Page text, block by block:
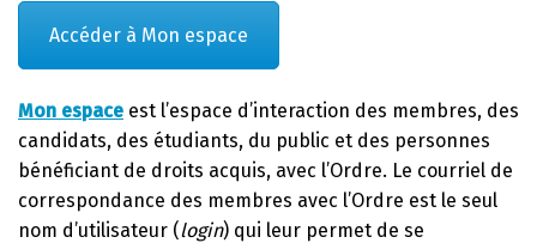
Accéder à Mon espace
Mon espace est l’espace d’interaction des membres, des
candidats, des étudiants, du public et des personnes
bénéficiant de droits acquis, avec l’Ordre. Le courriel de
correspondance des membres avec l’Ordre est le seul
nom d’utilisateur (login) qui leur permet de se